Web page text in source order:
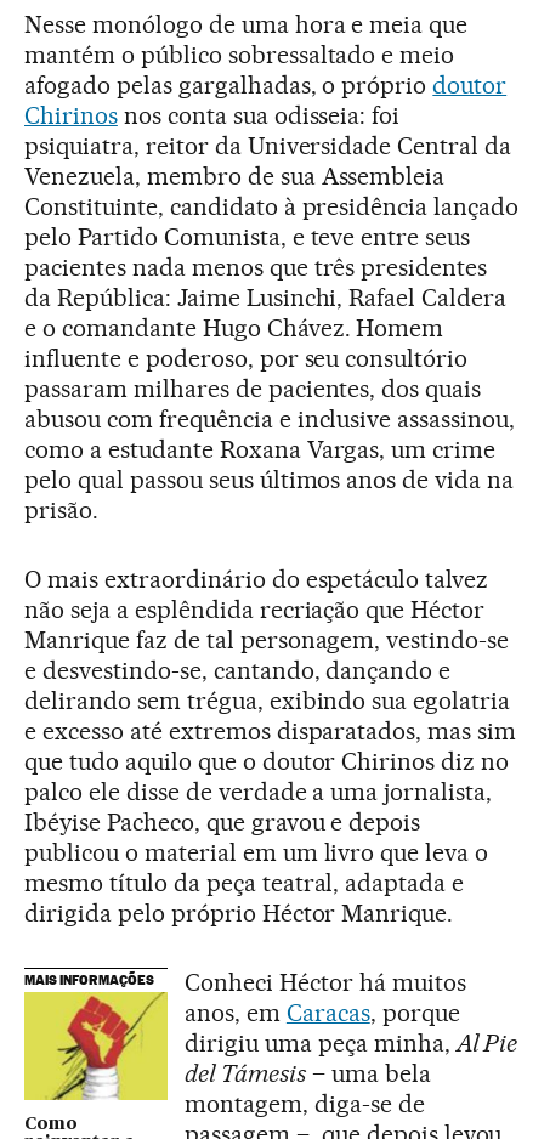
Nesse monólogo de uma hora e meia que
mantém o público sobressaltado e meio
afogado pelas gargalhadas, o própriodoutor
Chirinosnos conta sua odisseia: foi
psiquiatra, reitor da Universidade Central da
Venezuela, membro de sua Assembleia
Constituinte, candidato à presidência lançado
pelo Partido Comunista, e teve entre seus
pacientes nada menos que três presidentes
da República: Jaime Lusinchi, Rafael Caldera
e o comandante Hugo Chávez. Homem
influente e poderoso, por seu consultório
passaram milhares de pacientes, dos quais
abusou com frequência e inclusive assassinou,
como a estudante Roxana Vargas, um crime
pelo qual passou seus últimos anos de vida na
prisão.
O mais extraordinário do espetáculo talvez
não seja a esplêndida recriação que Héctor
Manrique faz de tal personagem, vestindo-se
e desvestindo-se, cantando, dançando e
delirando sem trégua, exibindo sua egolatria
e excesso até extremos disparatados, mas sim
que tudo aquilo que o doutor Chirinos diz no
palco ele disse de verdade a uma jornalista,
Ibéyise Pacheco, que gravou e depois
publicou o material em um livro que leva o
mesmo título da peça teatral, adaptada e
dirigida pelo próprio Héctor Manrique.
MAIS INFORMAÇÕES
Como
Conheci Héctor há muitos
anos, em Caracas, porque
dirigiu uma peça minha,Al Pie
del Támesis– uma bela
montagem, diga-se de